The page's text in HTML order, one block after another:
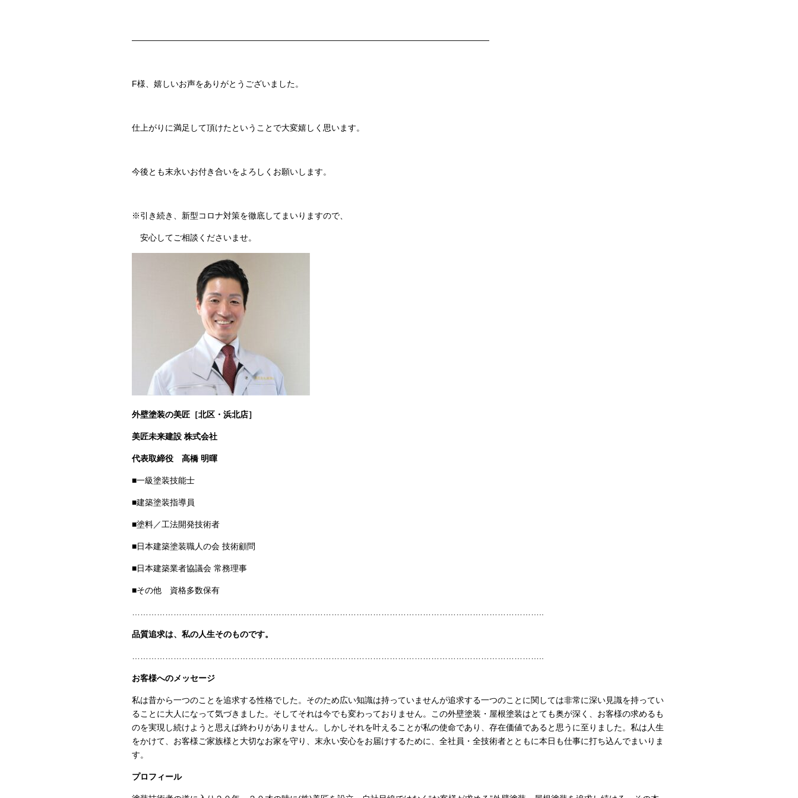
———————————————————————————————————————————
F様、嬉しいお声をありがとうございました。
仕上がりに満足して頂けたということで大変嬉しく思います。
今後とも末永いお付き合いをよろしくお願いします。
※引き続き、新型コロナ対策を徹底してまいりますので、
安心してご相談くださいませ。
外壁塗装の美匠［北区・浜北店］
美匠未来建設 株式会社
代表取締役 高橋 明暉
■一級塗装技能士
■建築塗装指導員
■塗料／工法開発技術者
■日本建築塗装職人の会 技術顧問
■日本建築業者協議会 常務理事
■その他 資格多数保有
品質追求は、私の人生そのものです。
お客様へのメッセージ
私は昔から一つのことを追求する性格でした。そのため広い知識は持っていませんが追求する一つのことに関しては非常に深い見識を持ってい
ることに大人になって気づきました。そしてそれは今でも変わっておりません。この外壁塗装・屋根塗装はとても奥が深く、お客様の求めるも
のを実現し続けようと思えば終わりがありません。しかしそれを叶えることが私の使命であり、存在価値であると思うに至りました。私は人生
をかけて、お客様ご家族様と大切なお家を守り、末永い安心をお届けするために、全社員・全技術者とともに本日も仕事に打ち込んでまいりま
す。
プロフィール